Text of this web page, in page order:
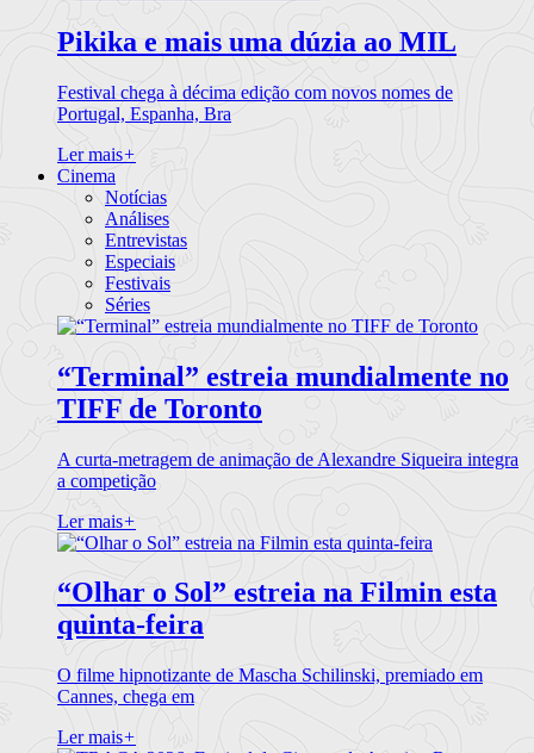
Pikika e mais uma dúzia ao MIL
Festival chega à décima edição com novos nomes de
Portugal, Espanha, Bra
Ler mais+
Cinema
Notícias
Análises
Entrevistas
Especiais
Festivais
Séries
“Terminal” estreia mundialmente no
TIFF de Toronto
A curta-metragem de animação de Alexandre Siqueira integra
a competição
Ler mais+
“Olhar o Sol” estreia na Filmin esta
quinta-feira
O filme hipnotizante de Mascha Schilinski, premiado em
Cannes, chega em
Ler mais+